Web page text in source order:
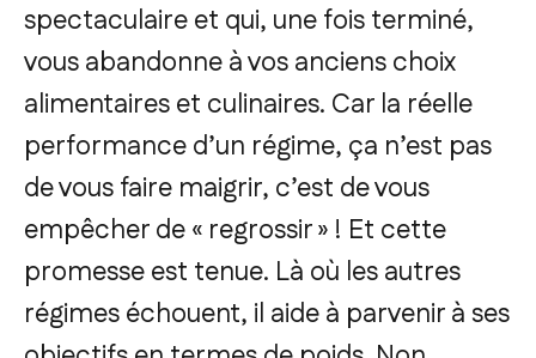
spectaculaire et qui, une fois terminé,
vous abandonne à vos anciens choix
alimentaires et culinaires. Car la réelle
performance d’un régime, ça n’est pas
de vous faire maigrir, c’est de vous
empêcher de « regrossir » ! Et cette
promesse est tenue. Là où les autres
régimes échouent, il aide à parvenir à ses